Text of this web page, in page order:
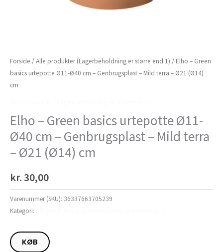
Forside /Alle produkter (Lagerbeholdning er større end 1) / Elho – Green
basics urtepotte Ø11-Ø40 cm – Genbrugsplast – Mild terra – Ø21 (Ø14)
cm
Elho – Green basics urtepotte Ø11-
Ø40 cm – Genbrugsplast – Mild terra
– Ø21 (Ø14) cm
kr. 30,00
Varenummer (SKU): 36337663705239
Kategori:
KØB